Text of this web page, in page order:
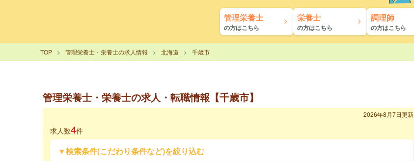
管理栄養士
の方はこちら
栄養士
の方はこちら
調理師
の方はこちら
TOP 管理栄養士・栄養士の求人情報 北海道 千歳市
管理栄養士・栄養士の求人・転職情報【千歳市】
2026年8月7日更新
求人数4件
▼検索条件(こだわり条件など)を絞り込む